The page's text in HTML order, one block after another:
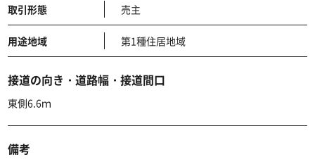
取引形態 売主
用途地域 第1種住居地域
接道の向き・道路幅・接道間口
東側6.6ｍ
備考